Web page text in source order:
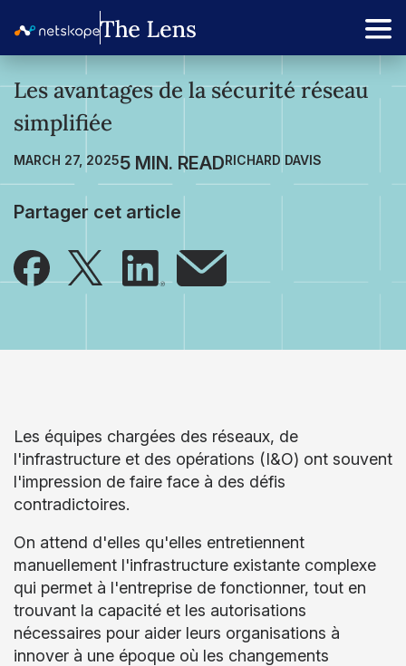
Les avantages de la sécurité réseau
simplifiée
MARCH 27, 2025 RICHARD DAVIS
Partager cet article
Les équipes chargées des réseaux, de
l'infrastructure et des opérations (I&O) ont souvent
l'impression de faire face à des défis
contradictoires.
On attend d'elles qu'elles entretiennent
manuellement l'infrastructure existante complexe
qui permet à l'entreprise de fonctionner, tout en
trouvant la capacité et les autorisations
nécessaires pour aider leurs organisations à
innover à une époque où les changements